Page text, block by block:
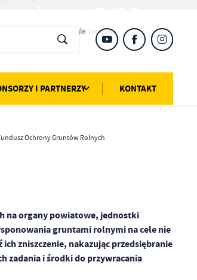
I PARTNERZY KONTAKT
Ochrony Gruntów Rolnych
na organy powiatowe, jednostki
gruntami rolnymi na cele nie
zniszczenie, nakazując przedsiębranie
zadania i środki do przywracania